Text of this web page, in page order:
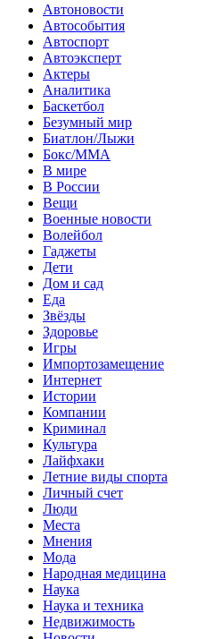
Автоновости
Автособытия
Автоспорт
Автоэксперт
Актеры
Аналитика
Баскетбол
Безумный мир
Биатлон/Лыжи
Бокс/MMA
В мире
В России
Вещи
Военные новости
Волейбол
Гаджеты
Дети
Дом и сад
Еда
Звёзды
Здоровье
Игры
Импортозамещение
Интернет
Истории
Компании
Криминал
Культура
Лайфхаки
Летние виды спорта
Личный счет
Люди
Места
Мнения
Мода
Народная медицина
Наука
Наука и техника
Недвижимость